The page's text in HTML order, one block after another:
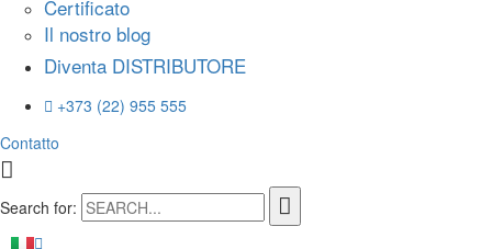
Certificato
Il nostro blog
Diventa DISTRIBUTORE
+373 (22) 955 555
Contatto
Search for: